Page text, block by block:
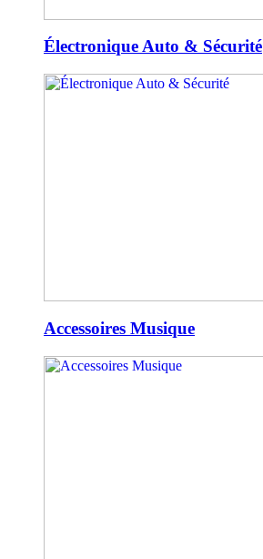
Électronique Auto & Sécurité
Accessoires Musique